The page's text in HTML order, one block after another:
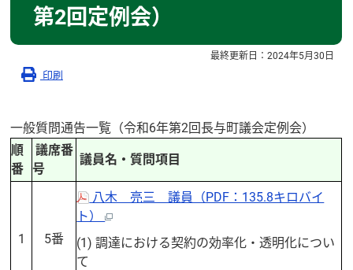
第2回定例会）
最終更新日：2024年5月30日
印刷
一般質問通告一覧（令和6年第2回長与町議会定例会）
順
番
議席番
号
議員名・質問項目
1 5番
八木 亮三 議員（PDF：135.8キロバイ
ト）
(1) 調達における契約の効率化・透明化につい
て